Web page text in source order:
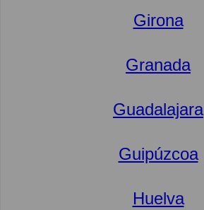
Girona
Granada
Guadalajara
Guipúzcoa
Huelva